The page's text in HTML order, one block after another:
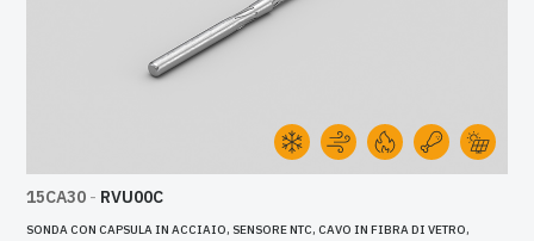
15CA30 - RVU00C
SONDA CON CAPSULA IN ACCIAIO, SENSORE NTC, CAVO IN FIBRA DI VETRO,